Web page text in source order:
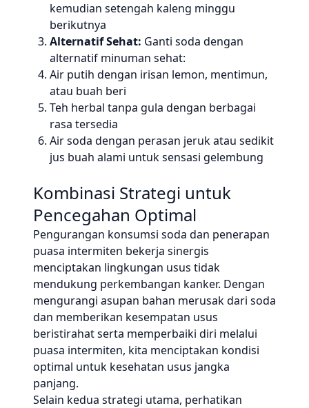
kemudian setengah kaleng minggu
berikutnya
Alternatif Sehat: Ganti soda dengan
alternatif minuman sehat:
Air putih dengan irisan lemon, mentimun,
atau buah beri
Teh herbal tanpa gula dengan berbagai
rasa tersedia
Air soda dengan perasan jeruk atau sedikit
jus buah alami untuk sensasi gelembung
Kombinasi Strategi untuk
Pencegahan Optimal
Pengurangan konsumsi soda dan penerapan
puasa intermiten bekerja sinergis
menciptakan lingkungan usus tidak
mendukung perkembangan kanker. Dengan
mengurangi asupan bahan merusak dari soda
dan memberikan kesempatan usus
beristirahat serta memperbaiki diri melalui
puasa intermiten, kita menciptakan kondisi
optimal untuk kesehatan usus jangka
panjang.
Selain kedua strategi utama, perhatikan